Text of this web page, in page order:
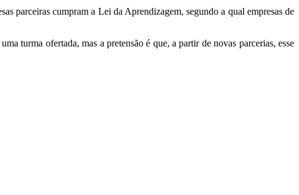
parceiras cumpram a Lei da Aprendizagem, segundo a qual empresas de
turma ofertada, mas a pretensão é que, a partir de novas parcerias, esse